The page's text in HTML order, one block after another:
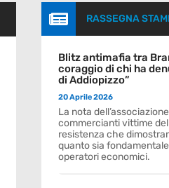
 RASSEGNA
Blitz antimafia tra
coraggio di chi ha
di Addiopizzo”
20 Aprile 2026
La nota
commercianti vittime
resistenza che
quanto sia
operatori economici.